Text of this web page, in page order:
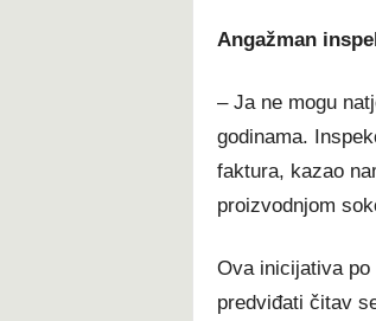
Angažman
– Ja ne mogu
godinama.
faktura, kazao
proizvodnjom
Ova inicijativa
predviđati čitav